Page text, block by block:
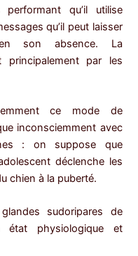
qu’il utilise
qu’il peut laisser
son absence. La
principalement par les
ce mode de
inconsciemment avec
: on suppose que
déclenche les
chien à la puberté.
sudoripares de
état physiologique et